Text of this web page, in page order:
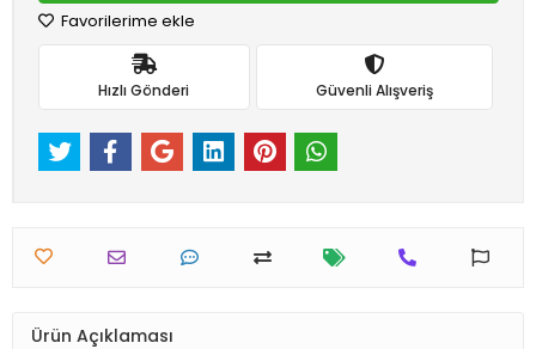
Favorilerime ekle
Hızlı Gönderi Güvenli Alışveriş
Ürün Açıklaması